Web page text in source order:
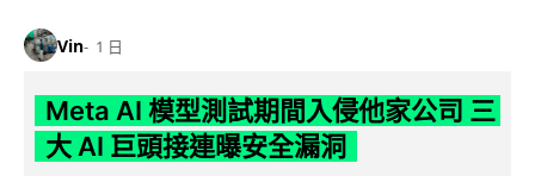
Vin 1 日
Meta AI 模型測試期間入侵他家公司 三
大 AI 巨頭接連曝安全漏洞